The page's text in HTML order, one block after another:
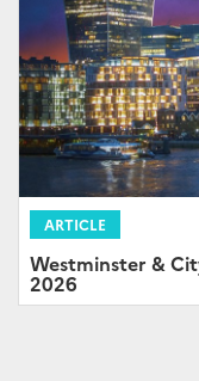
ARTICLE
Westminster &
2026